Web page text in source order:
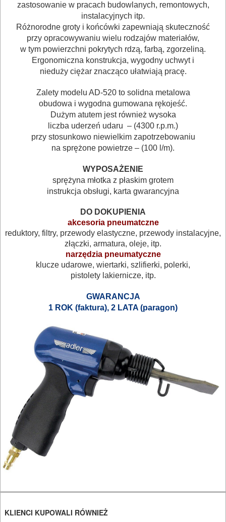
MASZYNKI
URZĄDZENIA
BUDOWLANE
MASZYNY
NARZĘDZIA
BRUKARSKIE
OBRÓBKA
DREWNA
OBRÓBKA
WARSZTATOWE
NARZĘDZIA
OSPRZĘT
HYDRAULICZNE
NARZĘDZIA
INSTALACYJNE,
PALNIKI
PNEUMATYCZNE
AKCESORIA
KOMPRESORY
NARZĘDZIA
Sprężarki
Narzędzia
Instalacje
zastosowanie w pracach budowlanych, remontowych,
instalacyjnych itp.
Różnorodne groty i końcówki zapewniają skuteczność
przy opracowywaniu wielu rodzajów materiałów,
w tym powierzchni pokrytych rdzą, farbą, zgorzeliną.
Ergonomiczna konstrukcja, wygodny uchwyt i
nieduży ciężar znacząco ułatwiają pracę.
Zalety modelu AD-520 to solidna metalowa
obudowa i wygodna gumowana rękojeść.
Dużym atutem jest również wysoka
liczba uderzeń udaru – (4300 r.p.m.)
przy stosunkowo niewielkim zapotrzebowaniu
na sprężone powietrze – (100 l/m).
WYPOSAŻENIE
sprężyna młotka z płaskim grotem
instrukcja obsługi, karta gwarancyjna
DO DOKUPIENIA
akcesoria pneumatczne
reduktory, filtry, przewody elastyczne, przewody instalacyjne,
złączki, armatura, oleje, itp.
narzędzia pneumatyczne
klucze udarowe, wiertarki, szlifierki, polerki,
pistolety lakiernicze, itp.
GWARANCJA
1 ROK (faktura), 2 LATA (paragon)
KLIENCI KUPOWALI RÓWNIEŻ